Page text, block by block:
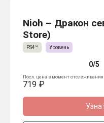
Nioh – Дракон
Store)
PS4™ Уровень
0/5
Посл. цена в момент отслеживания
719 ₽